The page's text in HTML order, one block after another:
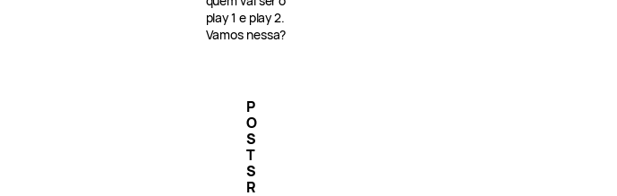
play 1 e play 2.
Vamos nessa?
P
O
S
T
S
R